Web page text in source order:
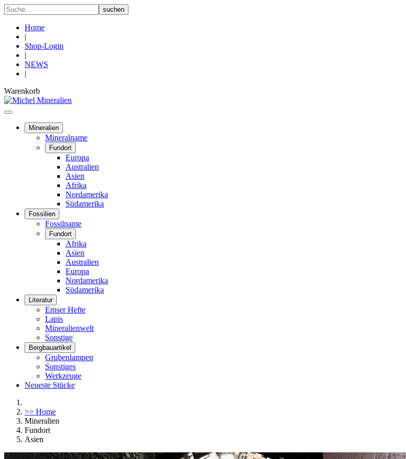
Home
|
Shop-Login
|
NEWS
|
Warenkorb
Mineralien
Mineralname
Fundort
Europa
Australien
Asien
Afrika
Nordamerika
Südamerika
Fossilien
Fossilname
Fundort
Afrika
Asien
Australien
Europa
Nordamerika
Südamerika
Literatur
Emser Hefte
Lapis
Mineralienwelt
Sonstige
Bergbauartikel
Grubenlampen
Sonstiges
Werkzeuge
Neueste Stücke
>> Home
Mineralien
Fundort
Asien